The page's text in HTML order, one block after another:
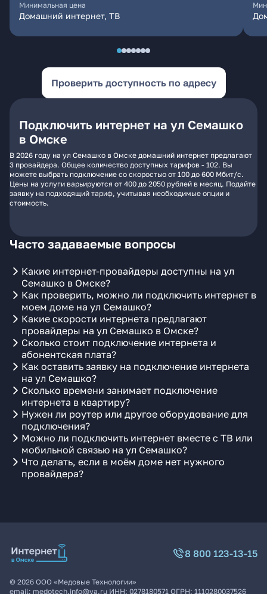
Минимальная цена
Домашний интернет, ТВ
Проверить доступность по адресу
Подключить интернет на ул Семашко
в Омске
В 2026 году на ул Семашко в Омске домашний интернет предлагают
3 провайдера. Общее количество доступных тарифов - 102. Вы
можете выбрать подключение со скоростью от 100 до 600 Мбит/с.
Цены на услуги варьируются от 400 до 2050 рублей в месяц. Подайте
заявку на подходящий тариф, учитывая необходимые опции и
стоимость.
Часто задаваемые вопросы
Какие интернет-провайдеры доступны на ул
Семашко в Омске?
Как проверить, можно ли подключить интернет в
моем доме на ул Семашко?
Какие скорости интернета предлагают
провайдеры на ул Семашко в Омске?
Сколько стоит подключение интернета и
абонентская плата?
Как оставить заявку на подключение интернета
на ул Семашко?
Сколько времени занимает подключение
интернета в квартиру?
Нужен ли роутер или другое оборудование для
подключения?
Можно ли подключить интернет вместе с ТВ или
мобильной связью на ул Семашко?
Что делать, если в моём доме нет нужного
провайдера?
8 800 123-13-15
© 2026 ООО «Медовые Технологии»
email: medotech.info@ya.ru ИНН: 0278180571 ОГРН: 1110280037526